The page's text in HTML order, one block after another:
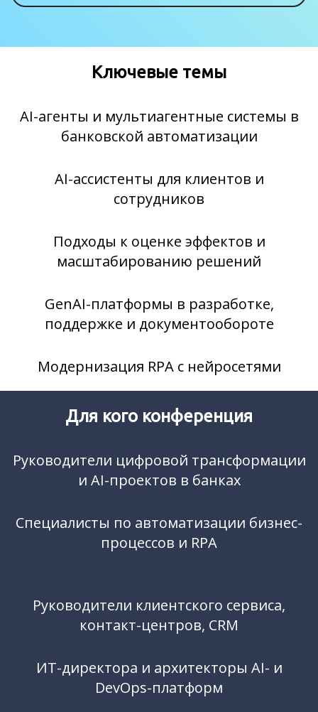
Ключевые темы
AI-агенты и мультиагентные системы в
банковской автоматизации
AI-ассистенты для клиентов и
сотрудников
Подходы к оценке эффектов и
масштабированию решений
GenAI-платформы в разработке,
поддержке и документообороте
Модернизация RPA с нейросетями
Для кого конференция
Руководители цифровой трансформации
и AI-проектов в банках
Специалисты по автоматизации бизнес-
процессов и RPA
Руководители клиентского сервиса,
контакт-центров, CRM
ИТ-директора и архитекторы AI- и
DevOps-платформ